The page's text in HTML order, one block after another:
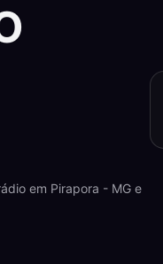
em Pirapora - MG e